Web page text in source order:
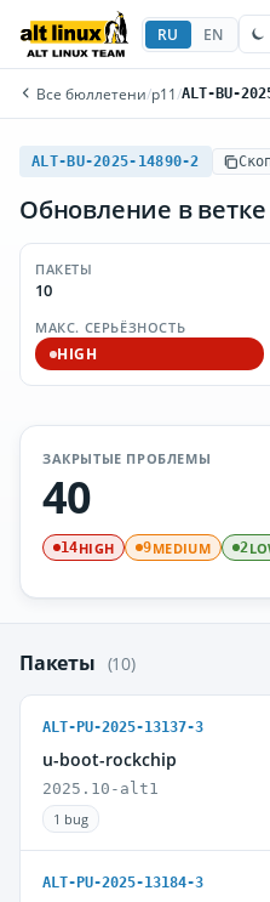
RU EN
Все бюллетени/p11 /ALT-BU-
ALT-BU-2025-14890-2
Обновление в ветке
ПАКЕТЫ
10
МАКС. СЕРЬЁЗНОСТЬ
HIGH
ЗАКРЫТЫЕ ПРОБЛЕМЫ
40
14HIGH 9MEDIUM 2
Пакеты (10)
ALT-PU-2025-13137-3
u-boot-rockchip
2025.10-alt1
1 bug
ALT-PU-2025-13184-3